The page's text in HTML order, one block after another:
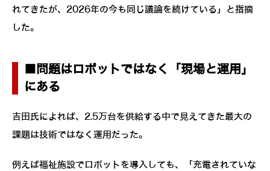
れてきたが、2026年の今も同じ議論を続けている」と指摘
した。
■問題はロボットではなく「現場と運用」
にある
吉田氏によれば、2.5万台を供給する中で見えてきた最大の
課題は技術ではなく運用だった。
例えば福祉施設でロボットを導入しても、「充電されていな